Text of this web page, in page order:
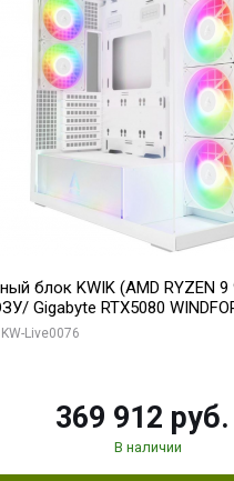
блок KWIK (AMD RYZEN 9
Gigabyte RTX5080
256bit / 960 ГБ SSD)
Live0076
369 912 руб.
В наличии